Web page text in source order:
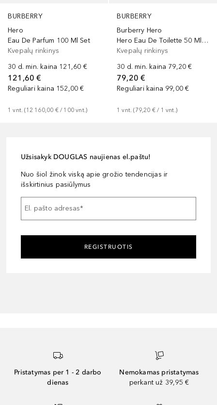
BURBERRY
Hero
Eau De Parfum 100 Ml Set
Kvepalų rinkinys
30 d. min. kaina 121,60 €
121,60 €
Reguliari kaina 152,00 €
1 vnt. (12 160,00 € / 100 vnt.)
BURBERRY
Burberry Hero
Hero Eau De Toilette 50 Ml Set
Kvepalų rinkinys
30 d. min. kaina 79,20 €
79,20 €
Reguliari kaina 99,00 €
1 vnt. (79,20 € / 1 vnt. )
Užsisakyk DOUGLAS naujienas el.paštu!
Nuo šiol žinok viską apie grožio tendencijas ir
išskirtinius pasiūlymus
El. pašto adresas*
REGISTRUOTIS
Pristatymas per 1 - 2 darbo
dienas
Nemokamas pristatymas
perkant už 39,95 €